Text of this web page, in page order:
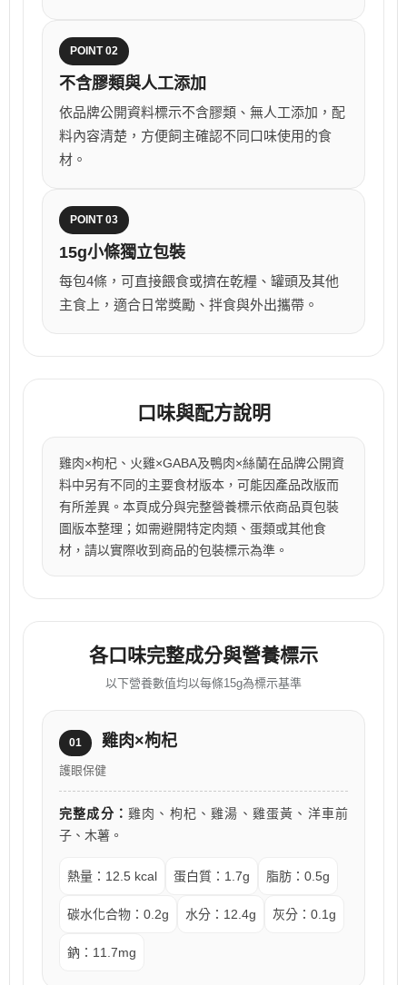
POINT 02
不含膠類與人工添加
依品牌公開資料標示不含膠類、無人工添加，配
料內容清楚，方便飼主確認不同口味使用的食
材。
POINT 03
15g小條獨立包裝
每包4條，可直接餵食或擠在乾糧、罐頭及其他
主食上，適合日常獎勵、拌食與外出攜帶。
口味與配方說明
雞肉×枸杞、火雞×GABA及鴨肉×絲蘭在品牌公開資
料中另有不同的主要食材版本，可能因產品改版而
有所差異。本頁成分與完整營養標示依商品頁包裝
圖版本整理；如需避開特定肉類、蛋類或其他食
材，請以實際收到商品的包裝標示為準。
各口味完整成分與營養標示
以下營養數值均以每條15g為標示基準
01 雞肉×枸杞
護眼保健
完整成分： 雞肉、枸杞、雞湯、雞蛋黃、洋車前
子、木薯。
熱量：12.5 kcal 蛋白質：1.7g 脂肪：0.5g
碳水化合物：0.2g 水分：12.4g 灰分：0.1g
鈉：11.7mg